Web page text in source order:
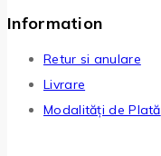
Information
Retur si anulare
Livrare
Modalități de Plată